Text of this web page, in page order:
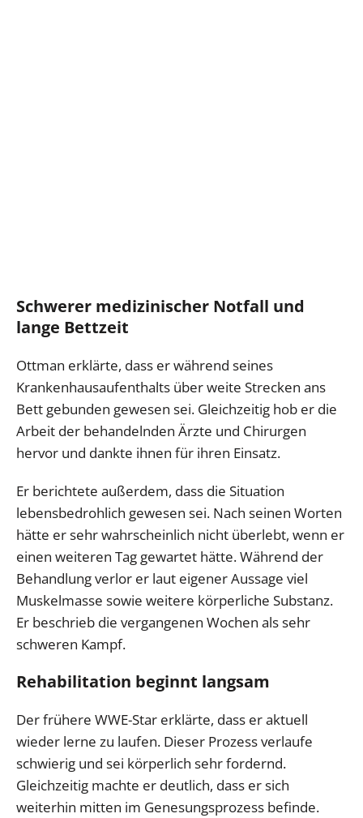
Schwerer medizinischer Notfall und
lange Bettzeit
Ottman erklärte, dass er während seines
Krankenhausaufenthalts über weite Strecken ans
Bett gebunden gewesen sei. Gleichzeitig hob er die
Arbeit der behandelnden Ärzte und Chirurgen
hervor und dankte ihnen für ihren Einsatz.
Er berichtete außerdem, dass die Situation
lebensbedrohlich gewesen sei. Nach seinen Worten
hätte er sehr wahrscheinlich nicht überlebt, wenn er
einen weiteren Tag gewartet hätte. Während der
Behandlung verlor er laut eigener Aussage viel
Muskelmasse sowie weitere körperliche Substanz.
Er beschrieb die vergangenen Wochen als sehr
schweren Kampf.
Rehabilitation beginnt langsam
Der frühere WWE-Star erklärte, dass er aktuell
wieder lerne zu laufen. Dieser Prozess verlaufe
schwierig und sei körperlich sehr fordernd.
Gleichzeitig machte er deutlich, dass er sich
weiterhin mitten im Genesungsprozess befinde.